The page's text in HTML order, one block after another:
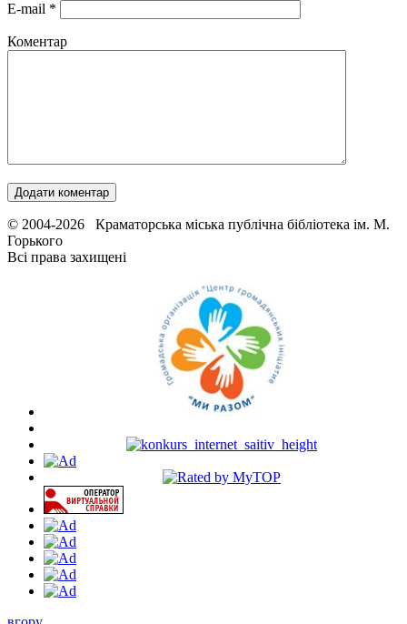
E-mail *
Коментар
© 2004-2026 Краматорська міська публічна бібліотека ім. М.
Горького
Всі права захищені